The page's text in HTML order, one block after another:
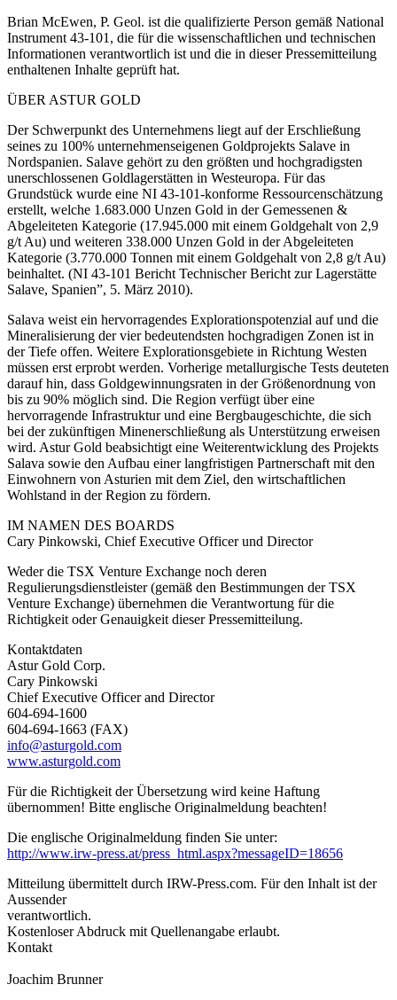
Brian McEwen, P. Geol. ist die qualifizierte Person gemäß National
Instrument 43-101, die für die wissenschaftlichen und technischen
Informationen verantwortlich ist und die in dieser Pressemitteilung
enthaltenen Inhalte geprüft hat.
ÜBER ASTUR GOLD
Der Schwerpunkt des Unternehmens liegt auf der Erschließung
seines zu 100% unternehmenseigenen Goldprojekts Salave in
Nordspanien. Salave gehört zu den größten und hochgradigsten
unerschlossenen Goldlagerstätten in Westeuropa. Für das
Grundstück wurde eine NI 43-101-konforme Ressourcenschätzung
erstellt, welche 1.683.000 Unzen Gold in der Gemessenen &
Abgeleiteten Kategorie (17.945.000 mit einem Goldgehalt von 2,9
g/t Au) und weiteren 338.000 Unzen Gold in der Abgeleiteten
Kategorie (3.770.000 Tonnen mit einem Goldgehalt von 2,8 g/t Au)
beinhaltet. (NI 43-101 Bericht Technischer Bericht zur Lagerstätte
Salave, Spanien”, 5. März 2010).
Salava weist ein hervorragendes Explorationspotenzial auf und die
Mineralisierung der vier bedeutendsten hochgradigen Zonen ist in
der Tiefe offen. Weitere Explorationsgebiete in Richtung Westen
müssen erst erprobt werden. Vorherige metallurgische Tests deuteten
darauf hin, dass Goldgewinnungsraten in der Größenordnung von
bis zu 90% möglich sind. Die Region verfügt über eine
hervorragende Infrastruktur und eine Bergbaugeschichte, die sich
bei der zukünftigen Minenerschließung als Unterstützung erweisen
wird. Astur Gold beabsichtigt eine Weiterentwicklung des Projekts
Salava sowie den Aufbau einer langfristigen Partnerschaft mit den
Einwohnern von Asturien mit dem Ziel, den wirtschaftlichen
Wohlstand in der Region zu fördern.
IM NAMEN DES BOARDS
Cary Pinkowski, Chief Executive Officer und Director
Weder die TSX Venture Exchange noch deren
Regulierungsdienstleister (gemäß den Bestimmungen der TSX
Venture Exchange) übernehmen die Verantwortung für die
Richtigkeit oder Genauigkeit dieser Pressemitteilung.
Kontaktdaten
Astur Gold Corp.
Cary Pinkowski
Chief Executive Officer and Director
604-694-1600
604-694-1663 (FAX)
info@asturgold.com
www.asturgold.com
Für die Richtigkeit der Übersetzung wird keine Haftung
übernommen! Bitte englische Originalmeldung beachten!
Die englische Originalmeldung finden Sie unter:
http://www.irw-press.at/press_html.aspx?messageID=18656
Mitteilung übermittelt durch IRW-Press.com. Für den Inhalt ist der
Aussender
verantwortlich.
Kostenloser Abdruck mit Quellenangabe erlaubt.
Kontakt
Joachim Brunner